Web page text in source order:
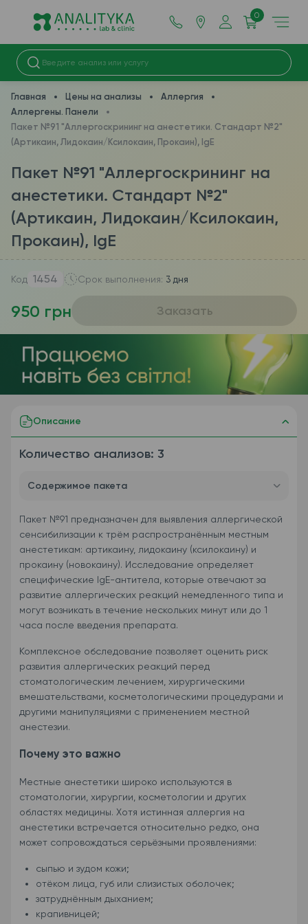
0
Главная Цены на анализы
Аллергия
Аллергены. Панели
Пакет №91 "Аллергоскрининг на анестетики. Стандарт №2"
(Артикаин, Лидокаин/Ксилокаин, Прокаин), IgE
Пакет №91 "Аллергоскрининг на
анестетики. Стандарт №2"
(Артикаин, Лидокаин/Ксилокаин,
Прокаин), IgE
Код 1454 Срок выполнения: 3 дня
950 грн Заказать
Описание
Количество анализов: 3
Содержимое пакета
Пакет №91 предназначен для выявления аллергической
сенсибилизации к трём распространённым местным
анестетикам: артикаину, лидокаину (ксилокаину) и
прокаину (новокаину). Исследование определяет
специфические IgE-антитела, которые отвечают за
развитие аллергических реакций немедленного типа и
могут возникать в течение нескольких минут или до 1
часа после введения препарата.
Комплексное обследование позволяет оценить риск
развития аллергических реакций перед
стоматологическим лечением, хирургическими
вмешательствами, косметологическими процедурами и
другими манипуляциями с применением местной
анестезии.
Почему это важно
Местные анестетики широко используются в
стоматологии, хирургии, косметологии и других
областях медицины. Хотя истинная аллергия на
анестетики встречается относительно редко, она
может сопровождаться серьёзными проявлениями:
сыпью и зудом кожи;
отёком лица, губ или слизистых оболочек;
затруднённым дыханием;
крапивницей;